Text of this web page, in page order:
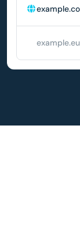
example.eu